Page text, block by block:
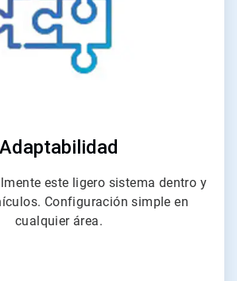
Adaptabilidad
este ligero sistema dentro y
Configuración simple en
cualquier área.